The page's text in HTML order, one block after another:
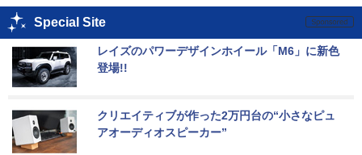
Special Site
レイズのパワーデザインホイール「M6」に新色
登場!!
クリエイティブが作った2万円台の“小さなピュ
アオーディオスピーカー”